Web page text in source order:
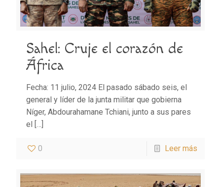
Sahel: Cruje el corazón de
África
Fecha: 11 julio, 2024 El pasado sábado seis, el
general y líder de la junta militar que gobierna
Níger, Abdourahamane Tchiani, junto a sus pares
el […]
0 Leer más